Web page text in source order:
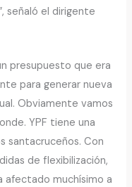
señaló el dirigente
presupuesto que era
para generar nueva
Obviamente vamos
YPF tiene una
santacruceños. Con
de flexibilización,
afectado muchísimo a